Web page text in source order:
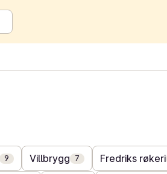
9 Villbrygg 7 Fredriks røkeri